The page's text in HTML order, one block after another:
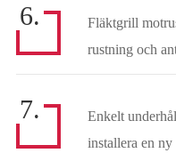
6.
Fläktgrill
rustning och
7.
Enkelt
installera en ny